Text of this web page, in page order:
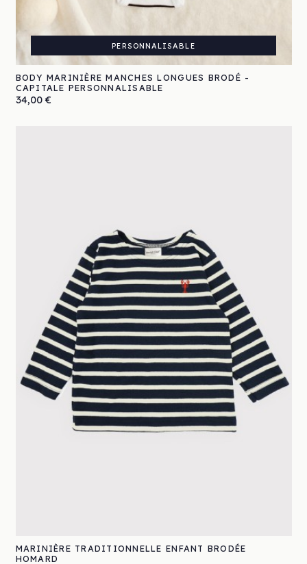
PERSONNALISABLE
BODY MARINIÈRE MANCHES LONGUES BRODÉ -
CAPITALE PERSONNALISABLE
Prix
34,00 €
MARINIÈRE TRADITIONNELLE ENFANT BRODÉE
HOMARD